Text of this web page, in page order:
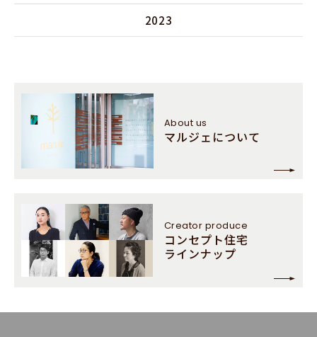
2023
About us
マルジェについて
Creator produce
コンセプト住宅
ラインナップ